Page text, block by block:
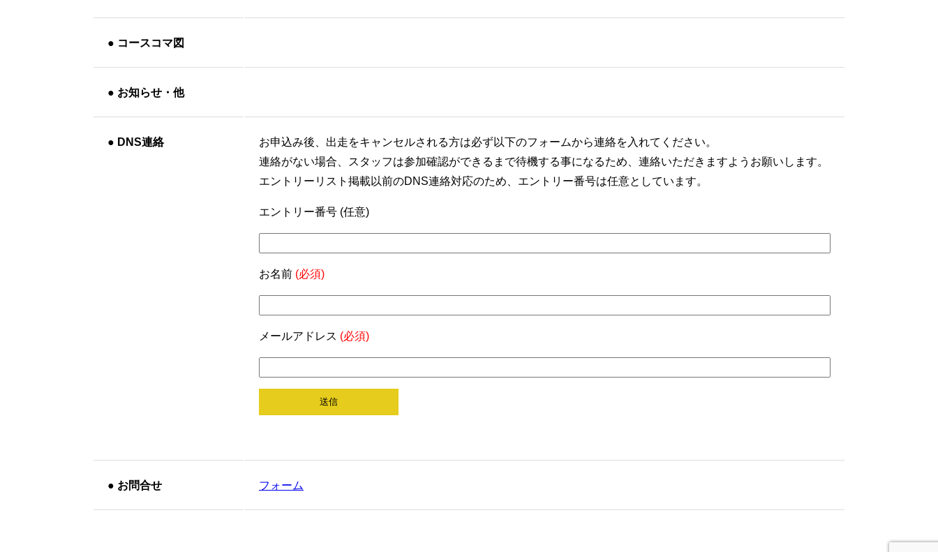
● コースコマ図
● お知らせ・他
● DNS連絡
お申込み後、出走をキャンセルされる方は必ず以下のフォームから連絡を入れてください。
連絡がない場合、スタッフは参加確認ができるまで待機する事になるため、連絡いただきますようお願いします。
エントリーリスト掲載以前のDNS連絡対応のため、エントリー番号は任意としています。
エントリー番号 (任意)
お名前 (必須)
メールアドレス (必須)
● お問合せ フォーム